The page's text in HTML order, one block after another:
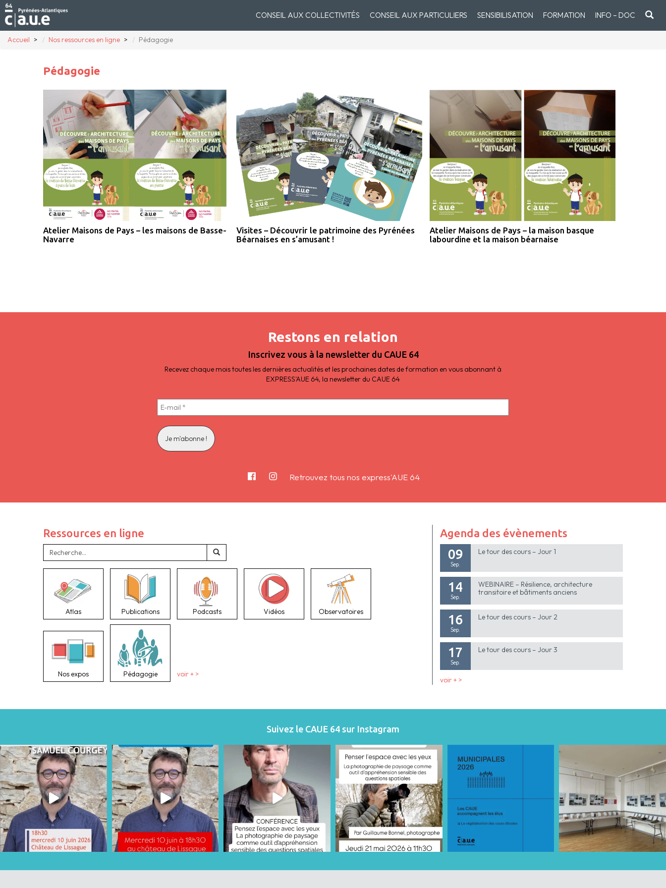
CONSEIL AUX COLLECTIVITÉS CONSEIL AUX PARTICULIERS SENSIBILISATION FORMATION INFO – DOC
Accueil Nos ressources en ligne Pédagogie
Pédagogie
Atelier Maisons de Pays – les maisons de Basse-
Navarre
Visites – Découvrir le patrimoine des Pyrénées
Béarnaises en s’amusant !
Atelier Maisons de Pays – la maison basque
labourdine et la maison béarnaise
Restons en relation
Inscrivez vous à la newsletter du CAUE 64
Recevez chaque mois toutes les dernières actualités et les prochaines dates de formation en vous abonnant à
EXPRESS'AUE 64, la newsletter du CAUE 64
Retrouvez tous nos express'AUE 64
Ressources en ligne
Atlas Publications Podcasts Vidéos Observatoires
Nos expos Pédagogie voir + >
Agenda des évènements
09
Sep.
Le tour des cours – Jour 1
14
Sep.
WEBINAIRE – Résilience, architecture
transitoire et bâtiments anciens
16
Sep.
Le tour des cours – Jour 2
17
Sep.
Le tour des cours – Jour 3
voir + >
Suivez le CAUE 64 sur Instagram